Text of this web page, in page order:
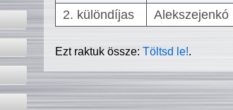
2. különdíjas
Alekszejenkó
Ezt raktuk össze:Töltsd le!.